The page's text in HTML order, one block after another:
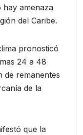
amenaza
del Caribe.
pronosticó
24 a 48
de remanentes
de la
que la